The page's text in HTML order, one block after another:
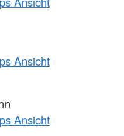
Ansicht
Ansicht